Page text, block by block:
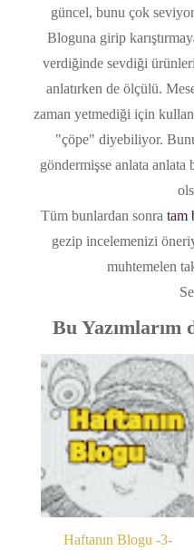
güncel, bunu çok
Bloguna girip
verdiğinde sevdiği
anlatırken de ölçülü.
zaman yetmediği için
"çöpe" diyebiliyor.
göndermişse anlata anlata
Tüm bunlardan sonra tam
gezip incelemenizi
muhtemelen
Bu
Haftanın Blogu -3-